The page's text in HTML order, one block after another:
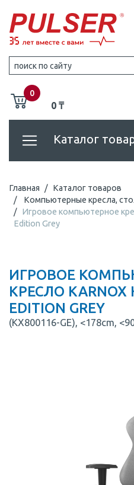
0
0 ₸
Каталог
Главная
Каталог товаров
Компьютерные кресла,
Игровое компьютерное
Edition Grey
ИГРОВОЕ
КРЕСЛО KARNOX
EDITION GREY
(KX800116-GE), <178cm,